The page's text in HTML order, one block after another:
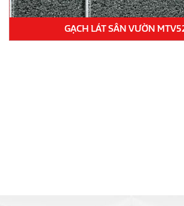
GẠCH LÁT SÂN VƯỜN